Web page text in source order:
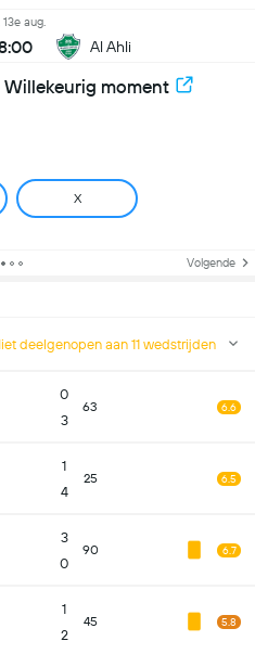
aug.
Al Ahli
moment
X
Volgende
deelgenopen aan 11 wedstrijden
0
3
63 6.6
1
4
25 6.5
3
0
90 6.7
1
2
45 5.8